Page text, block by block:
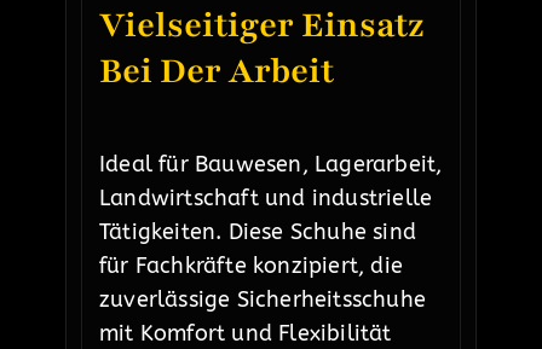
Vielseitiger Einsatz
Bei Der Arbeit
Ideal für Bauwesen, Lagerarbeit,
Landwirtschaft und industrielle
Tätigkeiten. Diese Schuhe sind
für Fachkräfte konzipiert, die
zuverlässige Sicherheitsschuhe
mit Komfort und Flexibilität